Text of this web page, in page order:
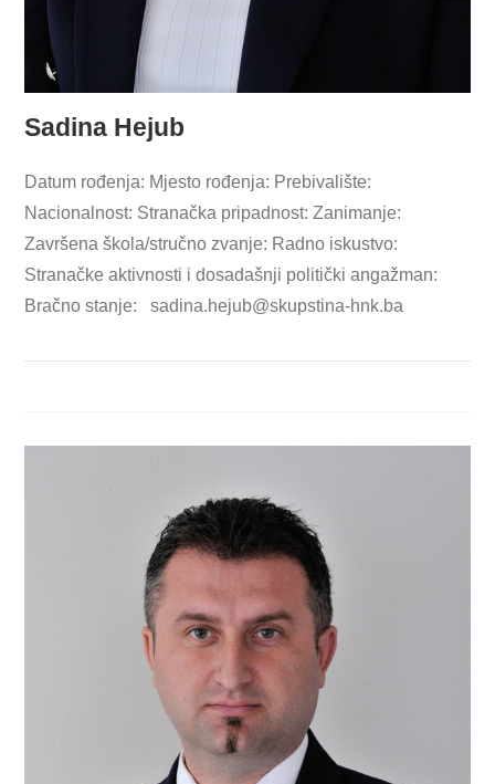
Sadina Hejub
Datum rođenja: Mjesto rođenja: Prebivalište:
Nacionalnost: Stranačka pripadnost: Zanimanje:
Završena škola/stručno zvanje: Radno iskustvo:
Stranačke aktivnosti i dosadašnji politički angažman:
Bračno stanje:sadina.hejub@skupstina-hnk.ba